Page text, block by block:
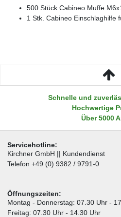
500 Stück Cabineo Muffe
1 Stk. Cabineo Einschlaghilfe
Schnelle und
Hochwertige
Über 5000
Servicehotline:
Kirchner GmbH || Kundendienst
Telefon +49 (0) 9382 / 9791-0
Öffnungszeiten:
Montag - Donnerstag: 07.30 Uhr -
Freitag: 07.30 Uhr - 14.30 Uhr